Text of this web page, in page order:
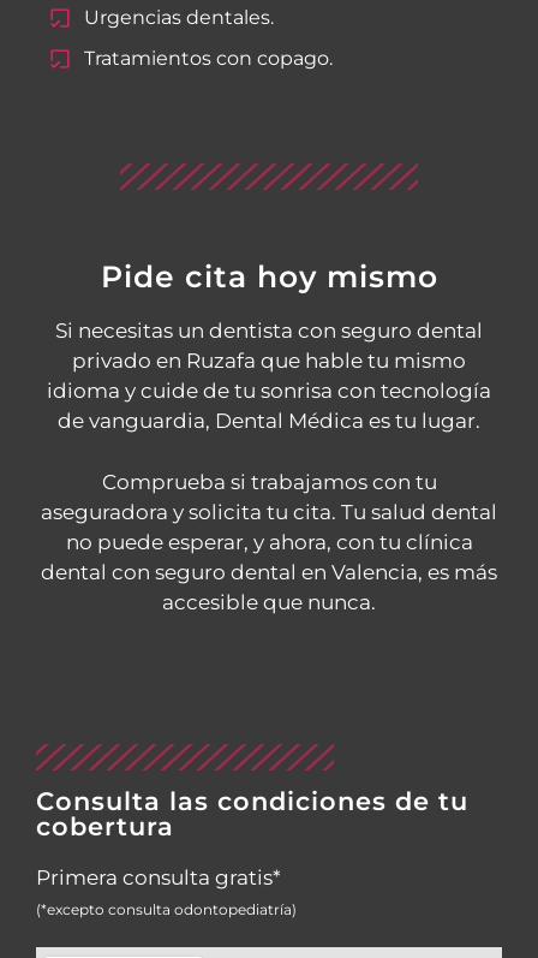
Urgencias dentales.
Tratamientos con copago.
Pide cita hoy mismo
Si necesitas un dentista con seguro dental
privado en Ruzafa que hable tu mismo
idioma y cuide de tu sonrisa con tecnología
de vanguardia, Dental Médica es tu lugar.
Comprueba si trabajamos con tu
aseguradora y solicita tu cita. Tu salud dental
no puede esperar, y ahora, con tu clínica
dental con seguro dental en Valencia, es más
accesible que nunca.
Consulta las condiciones de tu
cobertura
Primera consulta gratis*
(*excepto consulta odontopediatría)